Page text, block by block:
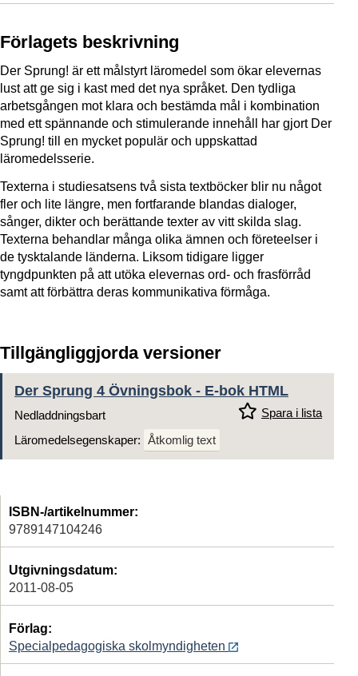
Förlagets beskrivning
Der Sprung! är ett målstyrt läromedel som ökar elevernas
lust att ge sig i kast med det nya språket. Den tydliga
arbetsgången mot klara och bestämda mål i kombination
med ett spännande och stimulerande innehåll har gjort Der
Sprung! till en mycket populär och uppskattad
läromedelsserie.
Texterna i studiesatsens två sista textböcker blir nu något
fler och lite längre, men fortfarande blandas dialoger,
sånger, dikter och berättande texter av vitt skilda slag.
Texterna behandlar många olika ämnen och företeelser i
de tysktalande länderna. Liksom tidigare ligger
tyngdpunkten på att utöka elevernas ord- och frasförråd
samt att förbättra deras kommunikativa förmåga.
Tillgängliggjorda versioner
Der Sprung 4 Övningsbok - E-bok HTML
Spara i lista
Nedladdningsbart
Läromedelsegenskaper: Åtkomlig text
ISBN-/artikelnummer:
9789147104246
Utgivningsdatum:
2011-08-05
Förlag:
Specialpedagogiska skolmyndigheten